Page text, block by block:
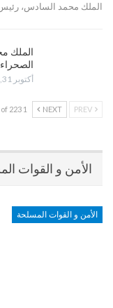
الملك محمد السادس،
الملك
أكتوبر 31, 2025
NEXT
1 of 223
الأمن و القوات
الأمن و القوات المسلحة